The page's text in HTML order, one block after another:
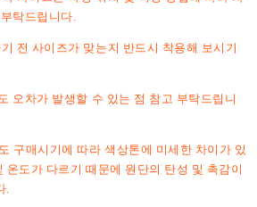
탁드립니다.
전 사이즈가 맞는지 반드시 착용해 보시기
오차가 발생할 수 있는 점 참고 부탁드립니
구매시기에 따라 색상톤에 미세한 차이가 있
온도가 다르기 때문에 원단의 탄성 및 촉감이
.